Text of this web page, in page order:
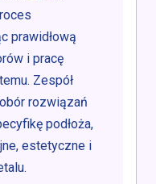
prawidłową
i pracę
Zespół
rozwiązań
podłoża,
estetyczne i